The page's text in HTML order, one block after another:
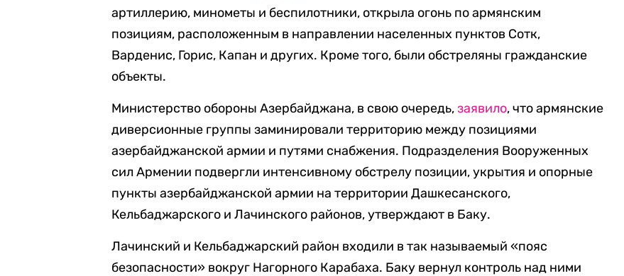
артиллерию, минометы и беспилотники, открыла огонь по армянским
позициям, расположенным в направлении населенных пунктов Сотк,
Варденис, Горис, Капан и других. Кроме того, были обстреляны гражданские
объекты.
Министерство обороны Азербайджана, в свою очередь,заявило, что армянские
диверсионные группы заминировали территорию между позициями
азербайджанской армии и путями снабжения. Подразделения Вооруженных
сил Армении подвергли интенсивному обстрелу позиции, укрытия и опорные
пункты азербайджанской армии на территории Дашкесанского,
Кельбаджарского и Лачинского районов, утверждают в Баку.
Лачинский и Кельбаджарский район входили в так называемый «пояс
безопасности» вокруг Нагорного Карабаха. Баку вернул контроль над ними